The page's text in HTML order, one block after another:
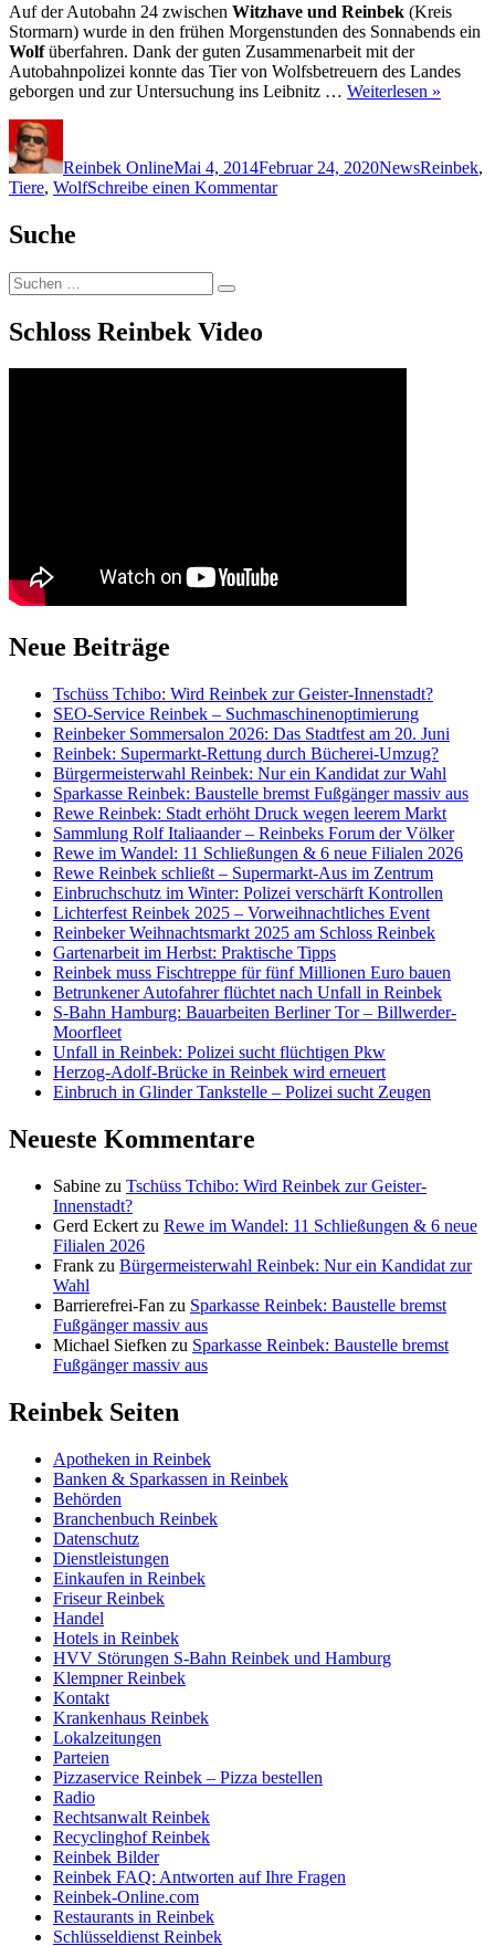
Auf der Autobahn 24 zwischen Witzhave und Reinbek (Kreis
Stormarn) wurde in den frühen Morgenstunden des Sonnabends ein
Wolfüberfahren. Dank der guten Zusammenarbeit mit der
Autobahnpolizei konnte das Tier von Wolfsbetreuern des Landes
geborgen und zur Untersuchung ins Leibnitz … Weiterlesen »
Reinbek OnlineMai 4, 2014Februar 24, 2020NewsReinbek,
Tiere, WolfSchreibe einen Kommentarzu
Suche
Suchen
nach:
Suchen
Schloss Reinbek Video
Neue Beiträge
Tschüss Tchibo: Wird Reinbek zur Geister-Innenstadt?
SEO-Service Reinbek – Suchmaschinenoptimierung
Reinbeker Sommersalon 2026: Das Stadtfest am 20. Juni
Reinbek: Supermarkt-Rettung durch Bücherei-Umzug?
Bürgermeisterwahl Reinbek: Nur ein Kandidat zur Wahl
Sparkasse Reinbek: Baustelle bremst Fußgänger massiv aus
Rewe Reinbek: Stadt erhöht Druck wegen leerem Markt
Sammlung Rolf Italiaander – Reinbeks Forum der Völker
Rewe im Wandel: 11 Schließungen & 6 neue Filialen 2026
Rewe Reinbek schließt – Supermarkt-Aus im Zentrum
Einbruchschutz im Winter: Polizei verschärft Kontrollen
Lichterfest Reinbek 2025 – Vorweihnachtliches Event
Reinbeker Weihnachtsmarkt 2025 am Schloss Reinbek
Gartenarbeit im Herbst: Praktische Tipps
Reinbek muss Fischtreppe für fünf Millionen Euro bauen
Betrunkener Autofahrer flüchtet nach Unfall in Reinbek
S-Bahn Hamburg: Bauarbeiten Berliner Tor – Billwerder-
Moorfleet
Unfall in Reinbek: Polizei sucht flüchtigen Pkw
Herzog-Adolf-Brücke in Reinbek wird erneuert
Einbruch in Glinder Tankstelle – Polizei sucht Zeugen
Neueste Kommentare
Sabine zu Tschüss Tchibo: Wird Reinbek zur Geister-
Innenstadt?
Gerd Eckert zu Rewe im Wandel: 11 Schließungen & 6 neue
Filialen 2026
Frank zu Bürgermeisterwahl Reinbek: Nur ein Kandidat zur
Wahl
Barrierefrei-Fan zu Sparkasse Reinbek: Baustelle bremst
Fußgänger massiv aus
Michael Siefken zu Sparkasse Reinbek: Baustelle bremst
Fußgänger massiv aus
Reinbek Seiten
Apotheken in Reinbek
Banken & Sparkassen in Reinbek
Behörden
Branchenbuch Reinbek
Datenschutz
Dienstleistungen
Einkaufen in Reinbek
Friseur Reinbek
Handel
Hotels in Reinbek
HVV Störungen S-Bahn Reinbek und Hamburg
Klempner Reinbek
Kontakt
Krankenhaus Reinbek
Lokalzeitungen
Parteien
Pizzaservice Reinbek – Pizza bestellen
Radio
Rechtsanwalt Reinbek
Recyclinghof Reinbek
Reinbek Bilder
Reinbek FAQ: Antworten auf Ihre Fragen
Reinbek-Online.com
Restaurants in Reinbek
Schlüsseldienst Reinbek